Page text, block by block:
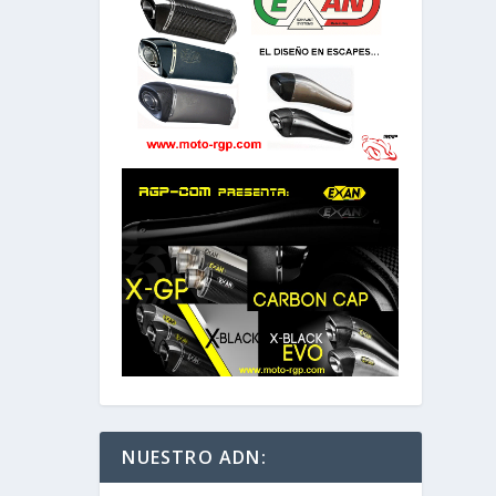
NUESTRO ADN: